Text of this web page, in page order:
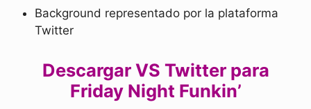
Background representado por la plataforma
Twitter
Descargar VS Twitter para
Friday Night Funkin’